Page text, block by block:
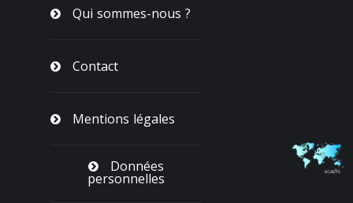
Qui sommes-nous ?
Contact
Mentions légales
Données
personnelles